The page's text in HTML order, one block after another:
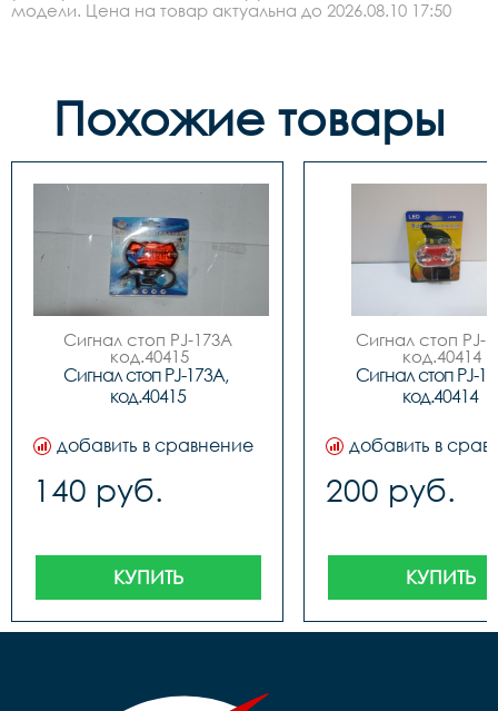
модели. Цена на товар актуальна до 2026.08.10 17:50
Похожие товары
Сигнал стоп PJ-173A
код.40415
Сигнал стоп PJ-173A,
код.40415
добавить в сравнение
140 руб.
КУПИТЬ
Сигнал стоп PJ-
код.40414
Сигнал стоп PJ-
код.40414
добавить в
200 руб.
КУПИТЬ